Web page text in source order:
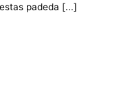
padeda [...]